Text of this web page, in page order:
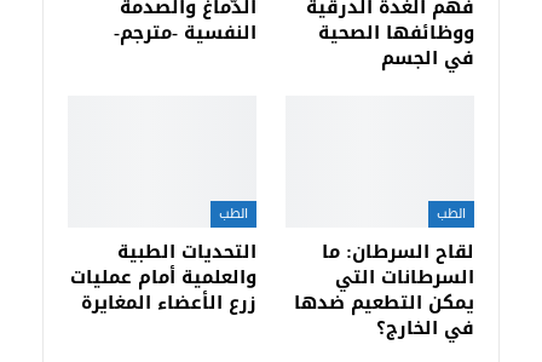
فهم الغدة الدرقية
ووظائفها الصحية
في الجسم
الدّماغ والصدمة
النفسية -مترجم-
الطب
لقاح السرطان: ما
السرطانات التي
يمكن التطعيم ضدها
في الخارج؟
الطب
التحديات الطبية
والعلمية أمام عمليات
زرع الأعضاء المغايرة